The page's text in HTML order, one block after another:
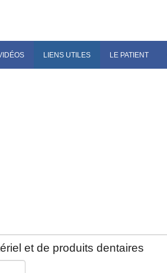
LIENS UTILES LE PATIENT
et de produits dentaires